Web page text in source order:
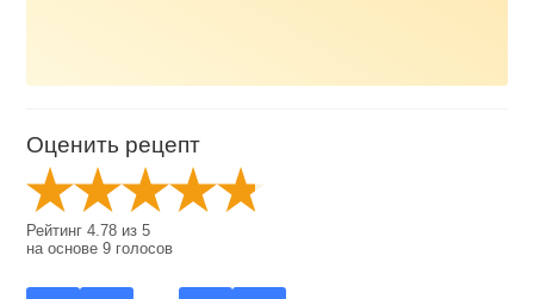
Оценить рецепт
Рейтинг4.78 из5
на основе9 голосов